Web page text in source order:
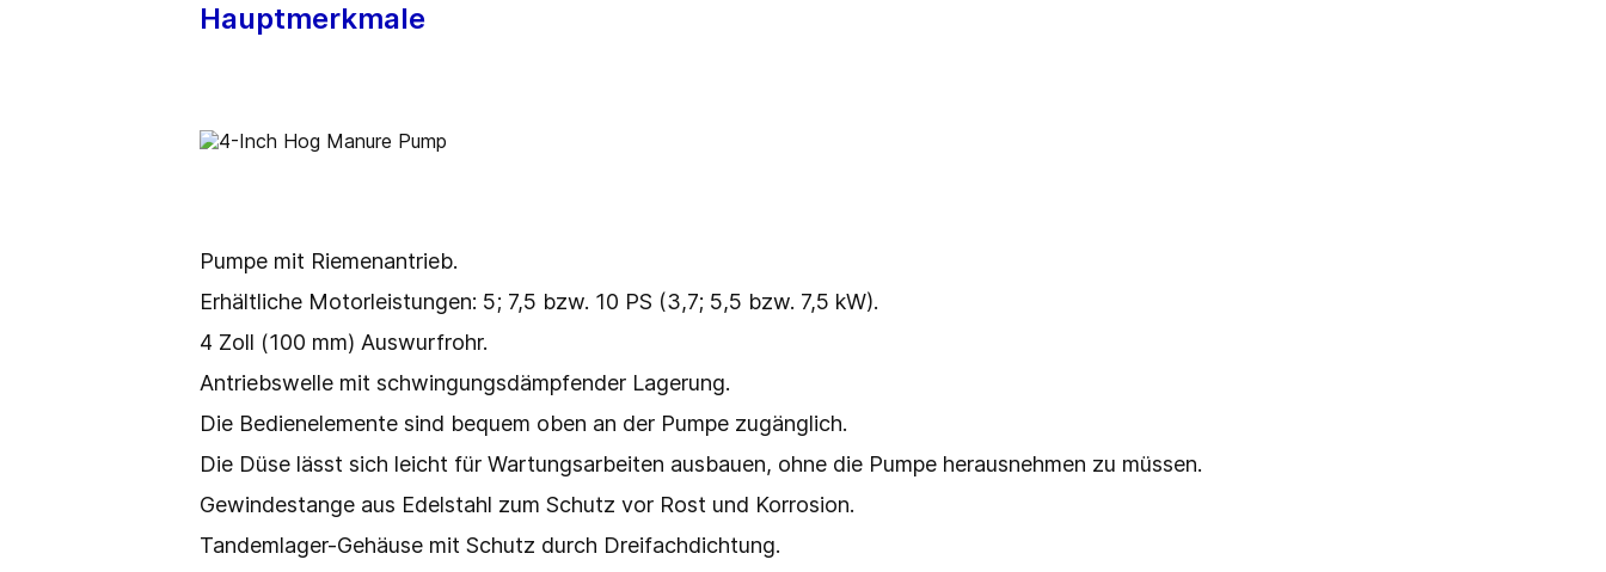
Hauptmerkmale
Pumpe mit Riemenantrieb.
Erhältliche Motorleistungen: 5; 7,5 bzw. 10 PS (3,7; 5,5 bzw. 7,5 kW).
4 Zoll (100 mm) Auswurfrohr.
Antriebswelle mit schwingungsdämpfender Lagerung.
Die Bedienelemente sind bequem oben an der Pumpe zugänglich.
Die Düse lässt sich leicht für Wartungsarbeiten ausbauen, ohne die Pumpe herausnehmen zu müssen.
Gewindestange aus Edelstahl zum Schutz vor Rost und Korrosion.
Tandemlager-Gehäuse mit Schutz durch Dreifachdichtung.